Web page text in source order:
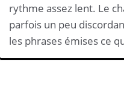
rythme assez lent. Le
parfois un peu
les phrases émises ce